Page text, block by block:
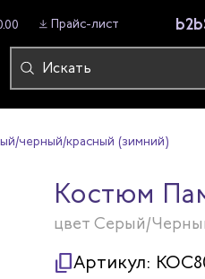
Прайс-лист
черный/красный (зимний)
Костюм
цвет Серый/
Артикул: